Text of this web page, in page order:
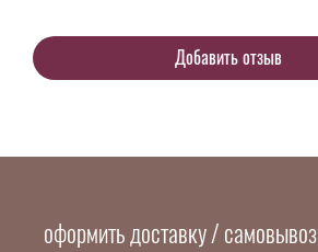
оформить доставку / самовывоз